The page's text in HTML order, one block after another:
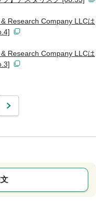
Research Company LLCは
Research Company LLCは
次